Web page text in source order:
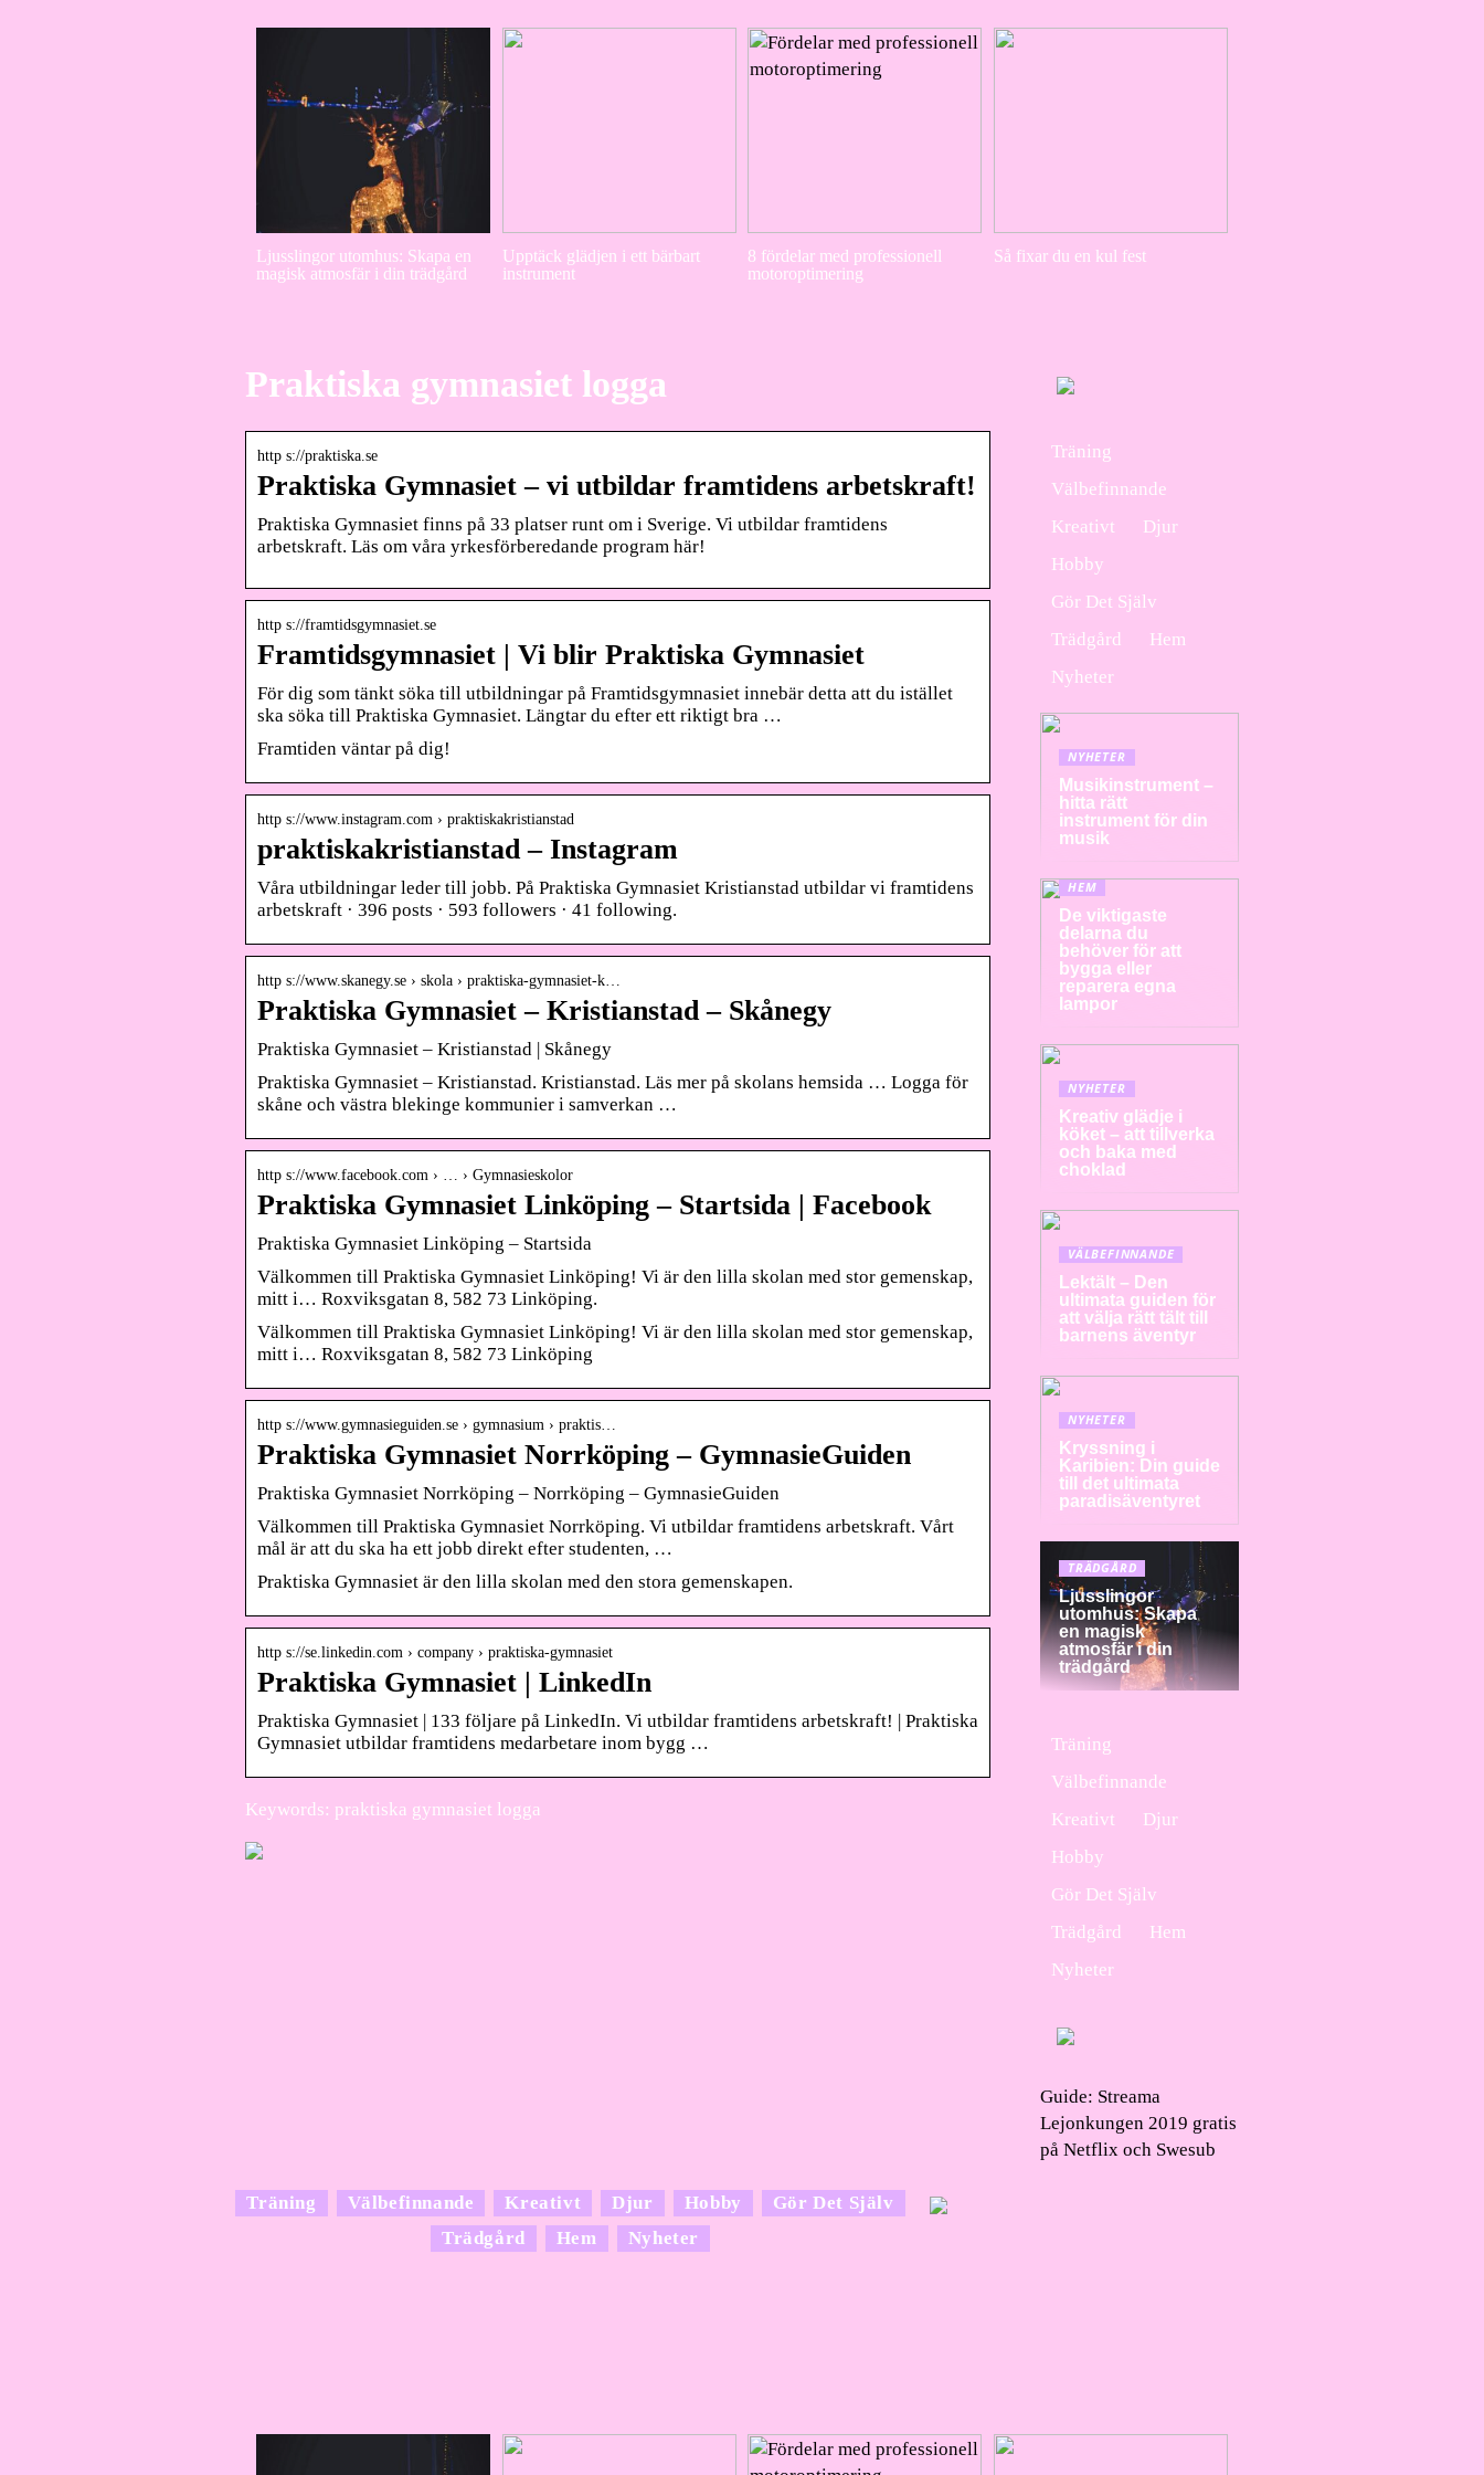
Ljusslingor utomhus: Skapa en
magisk atmosfär i din trädgård
Upptäck glädjen i ett bärbart
instrument
8 fördelar med professionell
motoroptimering
Så fixar du en kul fest
Praktiska gymnasiet logga
http s://praktiska.se
Praktiska Gymnasiet – vi utbildar framtidens arbetskraft!
Praktiska Gymnasiet finns på 33 platser runt om i Sverige. Vi utbildar framtidens
arbetskraft. Läs om våra yrkesförberedande program här!
http s://framtidsgymnasiet.se
Framtidsgymnasiet | Vi blir Praktiska Gymnasiet
För dig som tänkt söka till utbildningar på Framtidsgymnasiet innebär detta att du istället
ska söka till Praktiska Gymnasiet. Längtar du efter ett riktigt bra …
Framtiden väntar på dig!
http s://www.instagram.com › praktiskakristianstad
praktiskakristianstad – Instagram
Våra utbildningar leder till jobb. På Praktiska Gymnasiet Kristianstad utbildar vi framtidens
arbetskraft · 396 posts · 593 followers · 41 following.
http s://www.skanegy.se › skola › praktiska-gymnasiet-k…
Praktiska Gymnasiet – Kristianstad – Skånegy
Praktiska Gymnasiet – Kristianstad | Skånegy
Praktiska Gymnasiet – Kristianstad. Kristianstad. Läs mer på skolans hemsida … Logga för
skåne och västra blekinge kommunier i samverkan …
http s://www.facebook.com › … › Gymnasieskolor
Praktiska Gymnasiet Linköping – Startsida | Facebook
Praktiska Gymnasiet Linköping – Startsida
Välkommen till Praktiska Gymnasiet Linköping! Vi är den lilla skolan med stor gemenskap,
mitt i… Roxviksgatan 8, 582 73 Linköping.
Välkommen till Praktiska Gymnasiet Linköping! Vi är den lilla skolan med stor gemenskap,
mitt i… Roxviksgatan 8, 582 73 Linköping
http s://www.gymnasieguiden.se › gymnasium › praktis…
Praktiska Gymnasiet Norrköping – GymnasieGuiden
Praktiska Gymnasiet Norrköping – Norrköping – GymnasieGuiden
Välkommen till Praktiska Gymnasiet Norrköping. Vi utbildar framtidens arbetskraft. Vårt
mål är att du ska ha ett jobb direkt efter studenten, …
Praktiska Gymnasiet är den lilla skolan med den stora gemenskapen.
http s://se.linkedin.com › company › praktiska-gymnasiet
Praktiska Gymnasiet | LinkedIn
Praktiska Gymnasiet | 133 följare på LinkedIn. Vi utbildar framtidens arbetskraft! | Praktiska
Gymnasiet utbildar framtidens medarbetare inom bygg …
Keywords: praktiska gymnasiet logga
Träning
Välbefinnande
Kreativt
Djur
Hobby
Gör Det Själv
Trädgård
Hem
Nyheter
NYHETER
Musikinstrument –
hitta rätt
instrument för din
musik
HEM
De viktigaste
delarna du
behöver för att
bygga eller
reparera egna
lampor
NYHETER
Kreativ glädje i
köket – att tillverka
och baka med
choklad
VÄLBEFINNANDE
Lektält – Den
ultimata guiden för
att välja rätt tält till
barnens äventyr
NYHETER
Kryssning i
Karibien: Din guide
till det ultimata
paradisäventyret
TRÄDGÅRD
Ljusslingor
utomhus: Skapa
en magisk
atmosfär i din
trädgård
Träning
Välbefinnande
Kreativt
Djur
Hobby
Gör Det Själv
Trädgård
Hem
Nyheter
Guide: Streama
Lejonkungen 2019 gratis
på Netflix och Swesub
Träning Välbefinnande Kreativt Djur Hobby
Gör Det Själv
Trädgård
Hem Nyheter